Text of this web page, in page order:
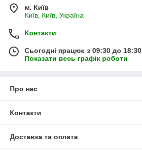
м. Київ
Київ, Київ, Україна
Контакти
Сьогодні працює з 09:30 до 18:30
Показати весь графік роботи
Про нас
Контакти
Доставка та оплата